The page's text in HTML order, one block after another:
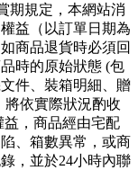
期規定，本網站消
益（以訂單日期為
商品退貨時必須回
時的原始狀態 (包
件、裝箱明細、贈
依實際狀況酌收
，商品經由宅配
、箱數異常，或商
，並於24小時內聯